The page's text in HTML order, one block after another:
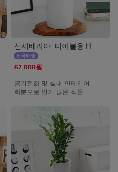
산세베리아_테이블용 H
62,000원
공기정화 및 실내 인테리어
화분으로 인기 많은 식물